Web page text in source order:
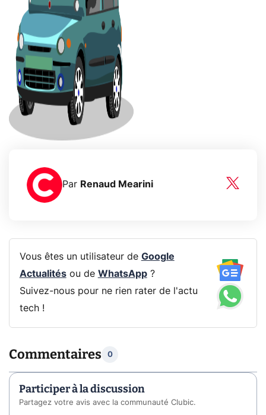
Par Renaud Mearini
Vous êtes un utilisateur de Google
Actualitésou de WhatsApp?
Suivez-nous pour ne rien rater de l'actu
tech !
Commentaires 0
Participer à la discussion
Partagez votre avis avec la communauté Clubic.